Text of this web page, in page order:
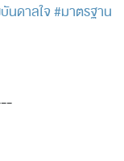
นดาลใจ#มาตรฐาน